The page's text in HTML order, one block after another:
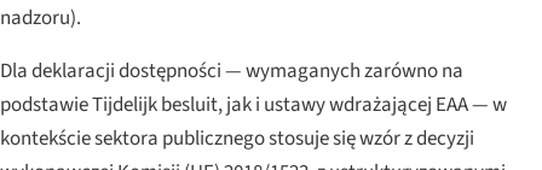
nadzoru).
Dla deklaracji dostępności — wymaganych zarówno na
podstawie Tijdelijk besluit, jak i ustawy wdrażającej EAA — w
kontekście sektora publicznego stosuje się wzór z decyzji